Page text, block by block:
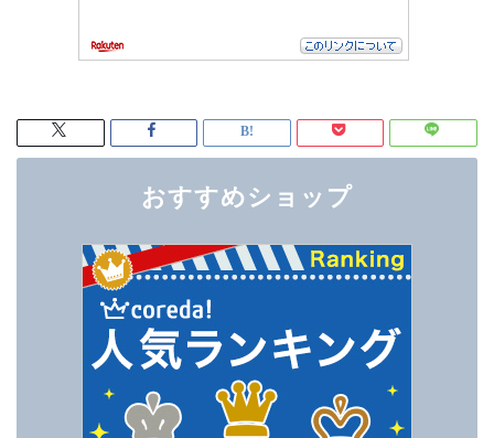
おすすめショップ